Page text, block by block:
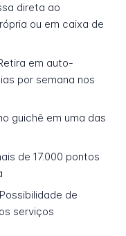
direta ao
ou em caixa de
em auto-
por semana nos
guichê em uma das
de 17.000 pontos
Possibilidade de
serviços